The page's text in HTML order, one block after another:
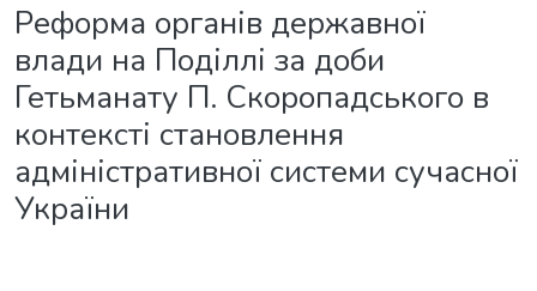
Реформа органів державної
влади на Поділлі за доби
Гетьманату П. Скоропадського в
контексті становлення
адміністративної системи сучасної
України